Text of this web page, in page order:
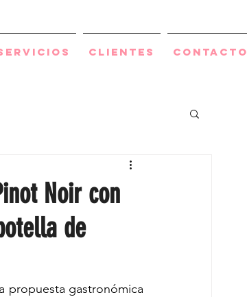
Clientes Contacto
Noir con
de
propuesta gastronómica